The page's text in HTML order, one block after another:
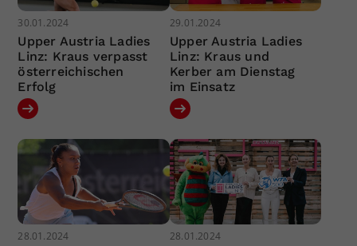
30.01.2024
Upper Austria Ladies
Linz: Kraus verpasst
österreichischen
Erfolg
29.01.2024
Upper Austria Ladies
Linz: Kraus und
Kerber am Dienstag
im Einsatz
28.01.2024 28.01.2024